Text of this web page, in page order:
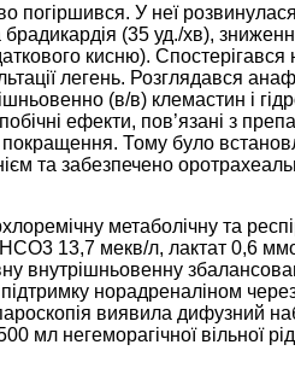
погіршився. У неї
(35 уд./хв),
кисню). Спостерігався
легень. Розглядався
(в/в) клемастин і
ефекти, пов’язані з
покращення. Тому було
та забезпечено
метаболічну та
13,7 мекв/л, лактат 0,6
внутрішньовенну
норадреналіном
виявила дифузний
мл негеморагічної вільної